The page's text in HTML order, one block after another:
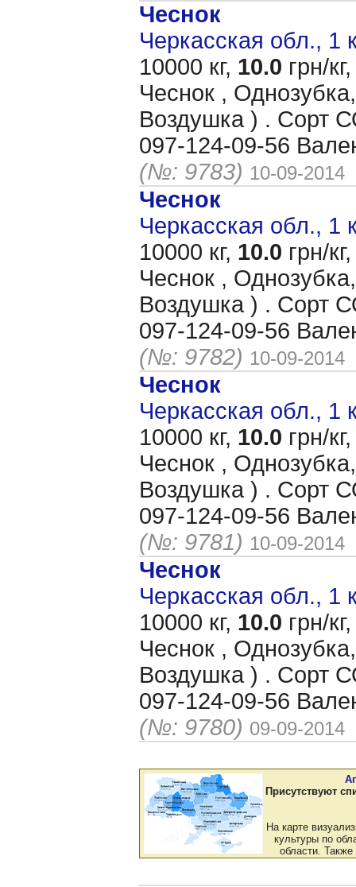
Чеснок
Черкасская обл., 1
10000 кг, 10.0 грн/кг,
Чеснок ,
Воздушка ) . Сорт
097-124-09-56
(№: 9783) 10-09-2014
Чеснок
Черкасская обл., 1
10000 кг, 10.0 грн/кг,
Чеснок ,
Воздушка ) . Сорт
097-124-09-56
(№: 9782) 10-09-2014
Чеснок
Черкасская обл., 1
10000 кг, 10.0 грн/кг,
Чеснок ,
Воздушка ) . Сорт
097-124-09-56
(№: 9781) 10-09-2014
Чеснок
Черкасская обл., 1
10000 кг, 10.0 грн/кг,
Чеснок ,
Воздушка ) . Сорт
097-124-09-56
(№: 9780) 09-09-2014
Присутствуют
На карте
культуры по
области. Также